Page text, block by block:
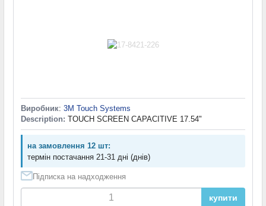
Виробник: 3M Touch Systems
Description: TOUCH SCREEN CAPACITIVE 17.54"
на замовлення 12 шт:
термін постачання 21-31 дні (днів)
Підписка на надходження
купити